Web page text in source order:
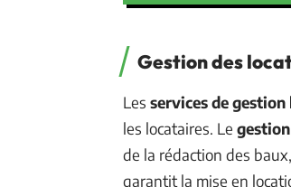
Gestion des
Les services de
les locataires. Le
de la rédaction des
garantit la mise en